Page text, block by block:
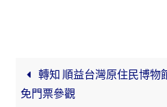
轉知 順益台灣原住民博物
免門票參觀